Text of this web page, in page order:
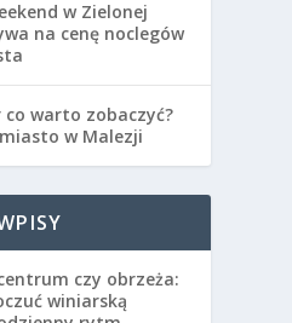
w Zielonej
na cenę noclegów
co warto zobaczyć?
w Malezji
czy obrzeża:
winiarską